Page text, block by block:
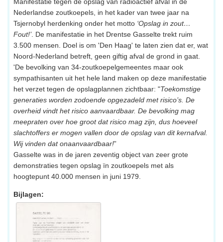
Nederlandse zoutkoepels, in het kader van twee jaar na
Tsjernobyl herdenking onder het motto ‘Opslag in zout…
Fout!’. De manifestatie in het Drentse Gasselte trekt ruim
3.500 mensen. Doel is om 'Den Haag' te laten zien dat er, wat
Noord-Nederland betreft, geen giftig afval de grond in gaat.
'De bevolking van 34-zoutkoepelgemeentes maar ook
sympathisanten uit het hele land maken op deze manifestatie
het verzet tegen de opslagplannen zichtbaar: "Toekomstige
generaties worden zodoende opgezadeld met risico’s. De
overheid vindt het risico aanvaardbaar. De bevolking mag
meepraten over hoe groot dat risico mag zijn, dus hoeveel
slachtoffers er mogen vallen door de opslag van dit kernafval.
Wij vinden dat onaanvaardbaar!”
Gasselte was in de jaren zeventig object van zeer grote
demonstraties tegen opslag ïn zoutkoepels met als
hoogtepunt 40.000 mensen in juni 1979.
Bijlagen: